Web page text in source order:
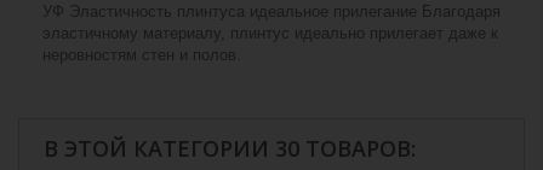
УФ Эластичность плинтуса идеальное прилегание Благодаря
эластичному материалу, плинтус идеально прилегает даже к
неровностям стен и полов.
В ЭТОЙ КАТЕГОРИИ 30 ТОВАРОВ: